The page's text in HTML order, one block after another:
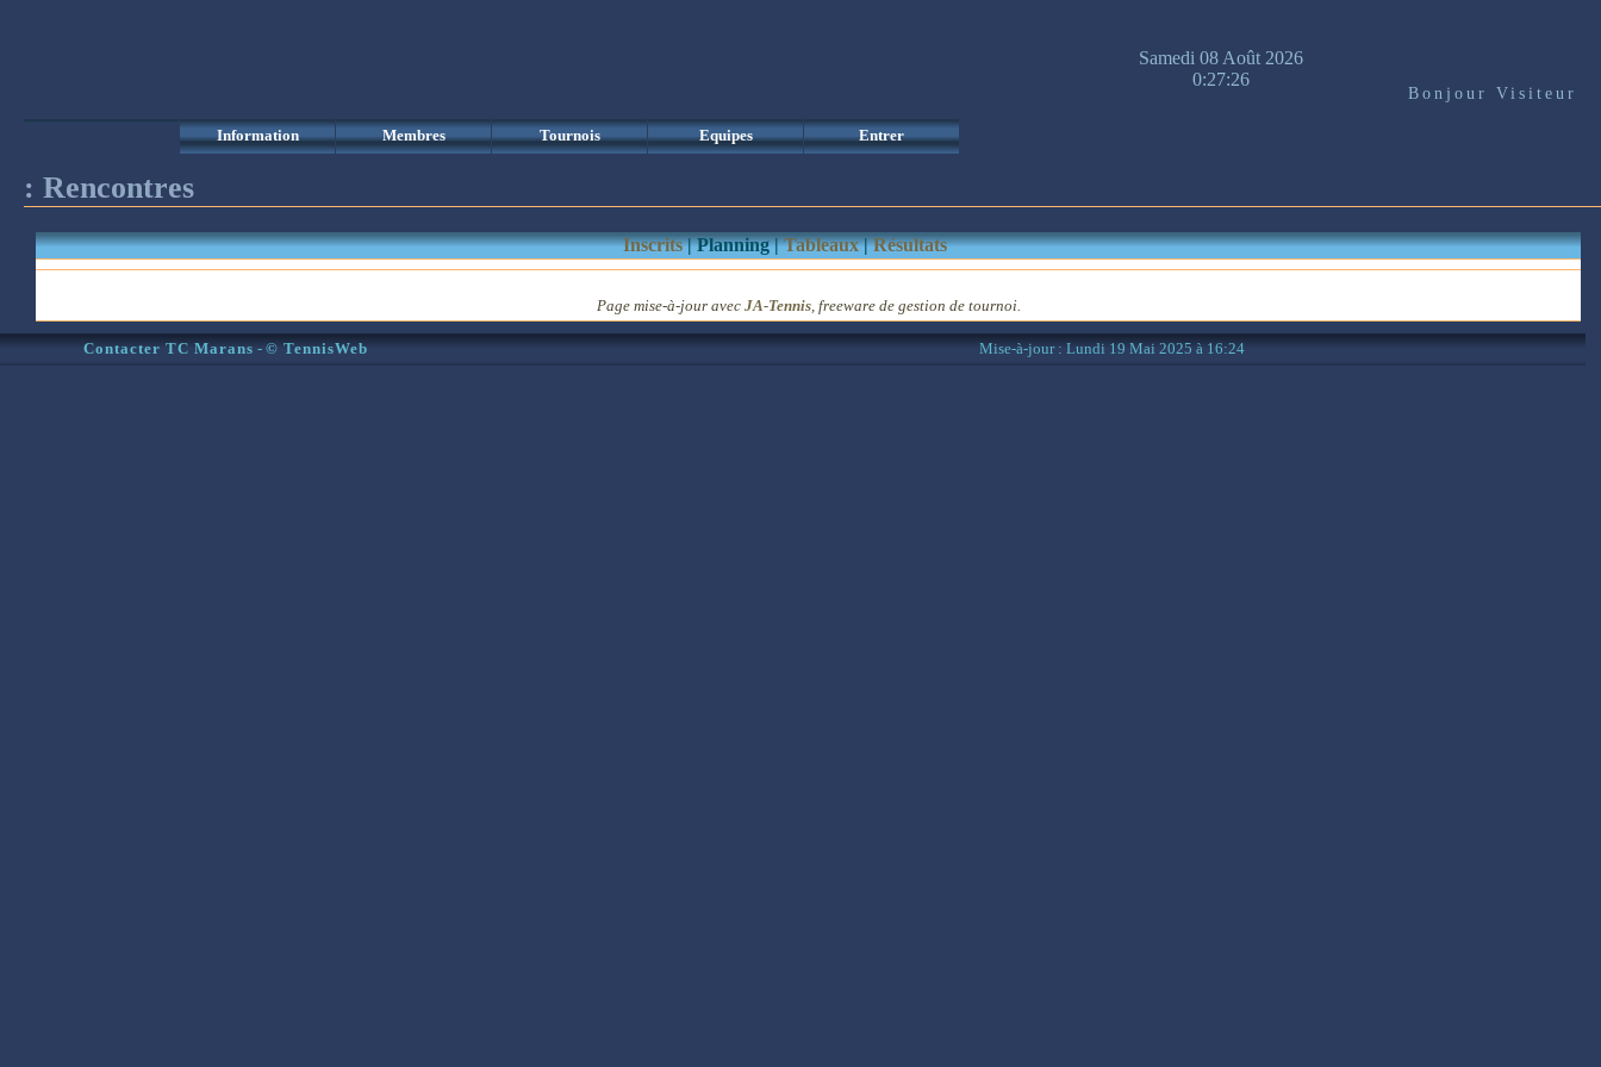
Bonjour Visiteur
Samedi 08 Août 2026
0:27:26
Information Membres Tournois Equipes Entrer
: Rencontres
Inscrits| Planning |Tableaux|Résultats
Page mise-à-jour avec JA-Tennis, freeware de gestion de tournoi.
Contacter TC Marans - © TennisWeb Mise-à-jour : Lundi 19 Mai 2025 à 16:24